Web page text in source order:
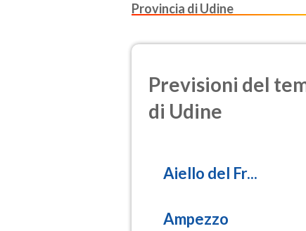
Provincia di Udine
Previsioni del
di Udine
Aiello del Fr...
Ampezzo